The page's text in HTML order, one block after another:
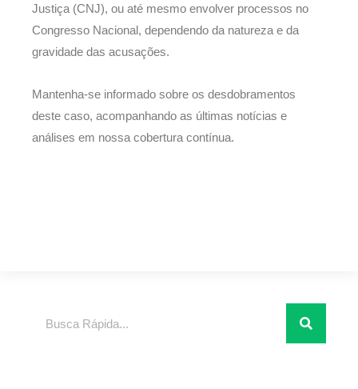
Justiça (CNJ), ou até mesmo envolver processos no
Congresso Nacional, dependendo da natureza e da
gravidade das acusações.
Mantenha-se informado sobre os desdobramentos
deste caso, acompanhando as últimas notícias e
análises em nossa cobertura contínua.